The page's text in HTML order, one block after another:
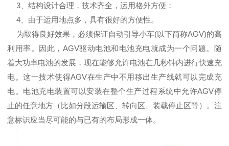
3、结构设计合理，技术齐全，运用格外方便；
4、由于运用地点多，具有很好的方便性。
为取得良好效果，必须保证自动引导小车(以下简称AGV)的高
利用率。因此，AGV驱动电池和电池充电就成为一个问题。随
着大功率电池的发展，现在能够允许电池在几秒钟内进行快速充
电。这一技术使得AGV在生产中不用移出生产线就可以完成充
电。电池充电装置可以安装在整个生产过程系统中允许AGV停
止的任意地方（比如分段运输区、转向区、装载停止区等）。注
意标识应当尽可能的与已有的布局形成一体。